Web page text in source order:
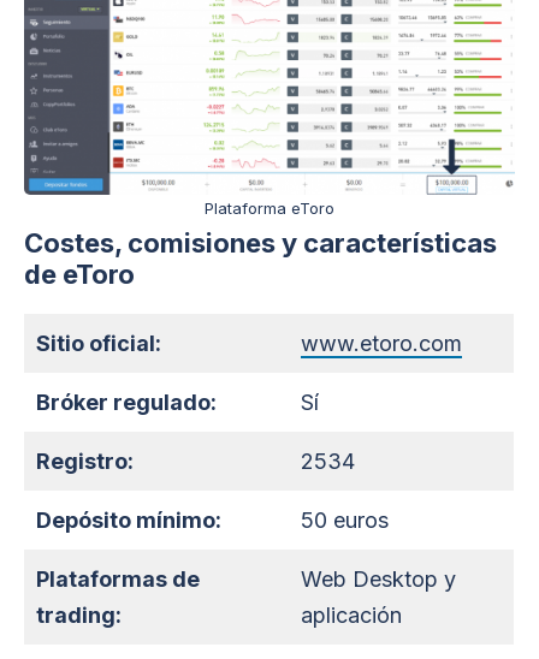
Plataforma eToro
Costes, comisiones y características
de eToro
Sitio oficial: www.etoro.com
Bróker regulado: Sí
Registro: 2534
Depósito mínimo: 50 euros
Plataformas de
trading:
Web Desktop y
aplicación